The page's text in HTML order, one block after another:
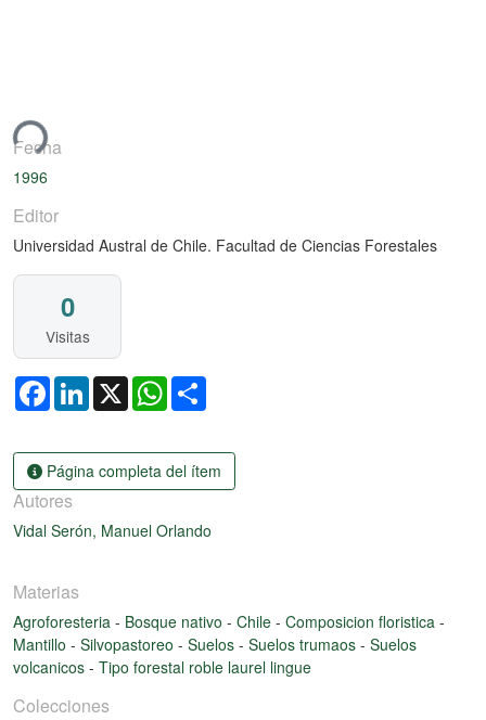
Fecha
1996
Editor
Universidad Austral de Chile. Facultad de Ciencias Forestales
0
Visitas
FacebookLinkedIn
X WhatsApp
Página completa del ítem
Autores
Vidal Serón, Manuel Orlando
Materias
Agroforesteria - Bosque nativo - Chile - Composicion floristica -
Mantillo - Silvopastoreo - Suelos - Suelos trumaos - Suelos
volcanicos - Tipo forestal roble laurel lingue
Colecciones